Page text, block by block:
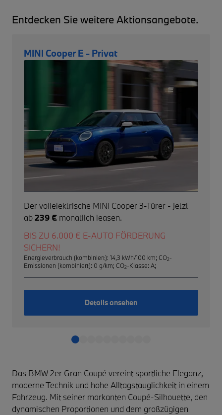
Entdecken Sie weitere Aktionsangebote.
MINI Cooper E - Privat
Der vollelektrische MINI Cooper 3-Türer - jetzt
ab239 € monatlich leasen.
BIS ZU 6.000 € E-AUTO FÖRDERUNG
SICHERN!
Energieverbrauch (kombiniert): 14,3 kWh/100 km; CO2-
Emissionen (kombiniert): 0 g/km; CO2-Klasse: A;
Details ansehen
Das BMW 2er Gran Coupé vereint sportliche Eleganz,
moderne Technik und hohe Alltagstauglichkeit in einem
Fahrzeug. Mit seiner markanten Coupé-Silhouette, den
dynamischen Proportionen und dem großzügigen